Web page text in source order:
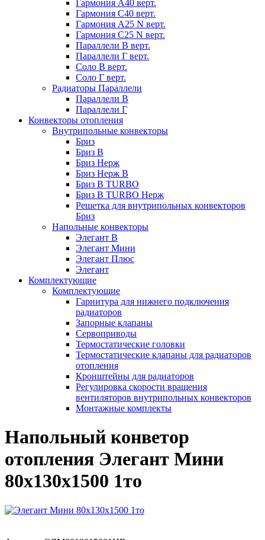
Гармония А40 верт.
Гармония С40 верт.
Гармония А25 N верт.
Гармония С25 N верт.
Параллели В верт.
Параллели Г верт.
Соло В верт.
Соло Г верт.
Радиаторы Параллели
Параллели В
Параллели Г
Конвекторы отопления
Внутрипольные конвекторы
Бриз
Бриз В
Бриз Нерж
Бриз Нерж В
Бриз В TURBO
Бриз В TURBO Нерж
Решетка для внутрипольных конвекторов
Бриз
Напольные конвекторы
Элегант В
Элегант Мини
Элегант Плюс
Элегант
Комплектующие
Комплектующие
Гарнитура для нижнего подключения
радиаторов
Запорные клапаны
Сервоприводы
Термостатические головки
Термостатические клапаны для радиаторов
отопления
Кронштейны для радиаторов
Регулировка скорости вращения
вентиляторов внутрипольных конвекторов
Монтажные комплекты
Напольный конветор
отопления Элегант Мини
80x130x1500 1то